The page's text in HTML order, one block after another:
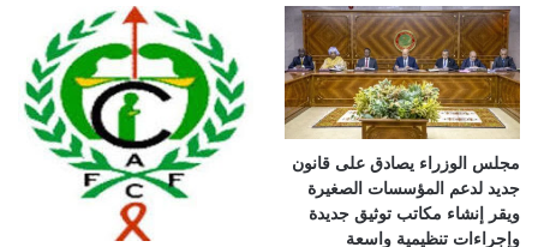
مجلس الوزراء يصادق على قانون
جديد لدعم المؤسسات الصغيرة
ويقر إنشاء مكاتب توثيق جديدة
وإجراءات تنظيمية واسعة